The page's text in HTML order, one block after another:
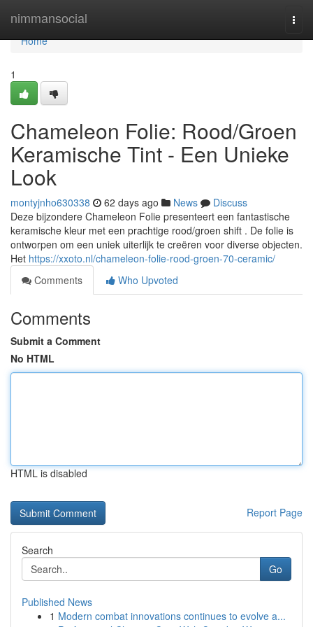
nimmansocial
Home
Home
1
Chameleon Folie: Rood/Groen
Keramische Tint - Een Unieke
Look
montyjnho630338 62 days ago News
Discuss
Deze bijzondere Chameleon Folie presenteert een fantastische
keramische kleur met een prachtige rood/groen shift . De folie is
ontworpen om een uniek uiterlijk te creëren voor diverse objecten.
Het https://xxoto.nl/chameleon-folie-rood-groen-70-ceramic/
Comments
Who Upvoted
Comments
Submit a Comment
No HTML
HTML is disabled
Report Page
Search
Go
Published News
1 Modern combat innovations continues to evolve a...